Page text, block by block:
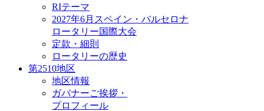
RIテーマ
2027年6月スペイン・バルセロナ
ロータリー国際大会
定款・細則
ロータリーの歴史
第2510地区
地区情報
ガバナーご挨拶・
プロフィール